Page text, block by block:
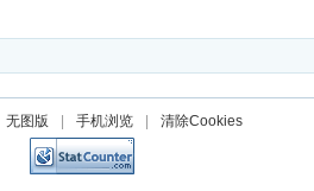
无图版 手机浏览 清除Cookies